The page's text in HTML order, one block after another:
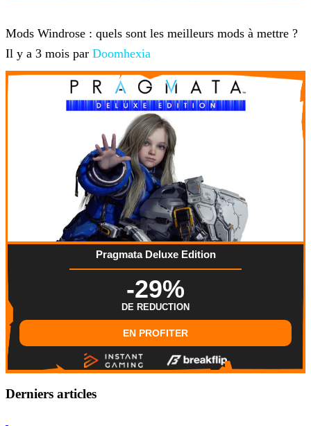
Mods Windrose : quels sont les meilleurs mods à mettre ?
Il y a 3 mois par Doomhexia
Pragmata Deluxe Edition
-29%
DE REDUCTION
EN PROFITER
Derniers articles